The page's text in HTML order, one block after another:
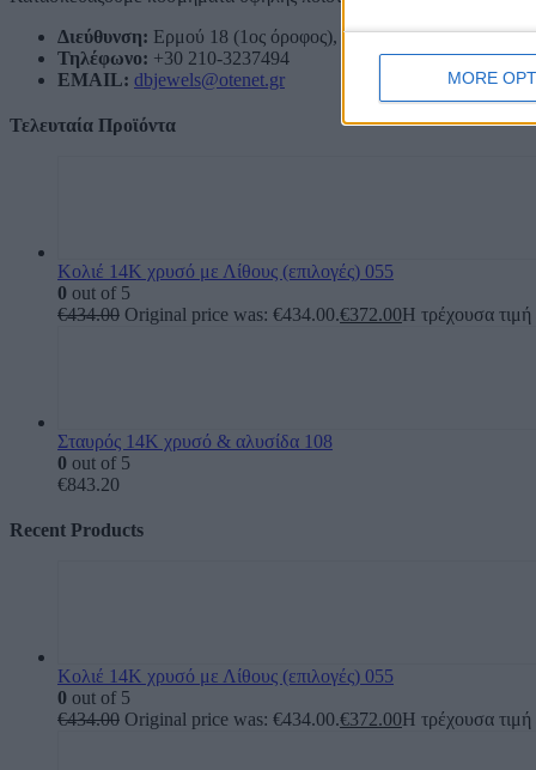
MORE
Διεύθυνση: Ερμού 18 (1ος όροφος), Αθήνα, Ελλάδα
Τηλέφωνο: +30 210-3237494
EMAIL: dbjewels@otenet.gr
Τελευταία Προϊόντα
Κολιέ 14Κ χρυσό με Λίθους (επιλογές) 055
0 out of 5
€434.00 Original price was: €434.00.€372.00Η τρέχουσα τιμή
Σταυρός 14Κ χρυσό & αλυσίδα 108
0 out of 5
€843.20
Recent Products
Κολιέ 14Κ χρυσό με Λίθους (επιλογές) 055
0 out of 5
€434.00 Original price was: €434.00.€372.00Η τρέχουσα τιμή